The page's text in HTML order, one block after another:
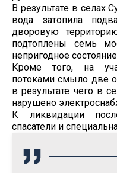
В результате в селах
вода затопила
дворовую
подтоплены семь
непригодное
Кроме того, на
потоками смыло две
в результате чего в
нарушено
К ликвидации
спасатели и